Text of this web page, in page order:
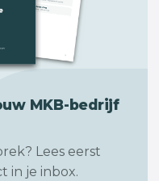
MKB-bedrijf
Lees eerst
in je inbox.